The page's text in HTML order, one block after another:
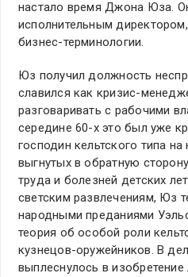
настало время Джона Юза.
исполнительным
бизнес-терминологии.
Юз получил должность
славился как кризис-
разговаривать с рабочими
середине 60-х это был уже
господин кельтского типа на
выгнутых в обратную
труда и болезней детских
светским развлечениям, Юз
народными преданиями
теория об особой роли
кузнецов-оружейников. В
выплеснулось в